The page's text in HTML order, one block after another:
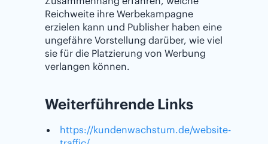
Reichweite ihre Werbekampagne
erzielen kann und Publisher haben eine
ungefähre Vorstellung darüber, wie viel
sie für die Platzierung von Werbung
verlangen können.
Weiterführende Links
https://kundenwachstum.de/website-